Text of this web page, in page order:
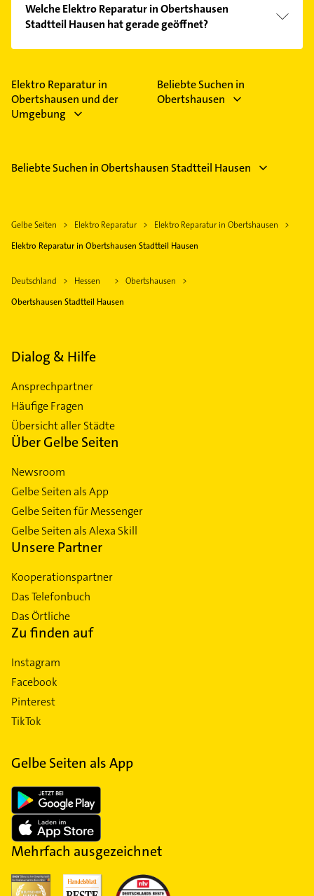
Kundenmeinungen und profitieren Sie von den
Empfehlungen. Die Suchergebnisse können Sie sich
einfach nachBewertungensortiert anzeigen lassen.
Welche Elektro Reparatur in Obertshausen
Stadtteil Hausen hat gerade geöffnet?
Im Anbieter-Bereich finden Sie alleÖffnungszeiten.
Feiertagen abweichen können.
Elektro Reparatur in
Obertshausen und der
Umgebung
Beliebte Suchen in
Obertshausen
Beliebte Suchen in Obertshausen Stadtteil Hausen
Gelbe Seiten Elektro Reparatur
Elektro Reparatur in Obertshausen
Elektro Reparatur in Obertshausen Stadtteil Hausen
Deutschland Hessen
Obertshausen
Obertshausen Stadtteil Hausen
Dialog & Hilfe
Ansprechpartner
Häufige Fragen
Übersicht aller Städte
Über Gelbe Seiten
Newsroom
Gelbe Seiten als App
Gelbe Seiten für Messenger
Gelbe Seiten als Alexa Skill
Unsere Partner
Kooperationspartner
Das Telefonbuch
Das Örtliche
Zu finden auf
Instagram
Facebook
Pinterest
TikTok
Gelbe Seiten als App
Mehrfach ausgezeichnet